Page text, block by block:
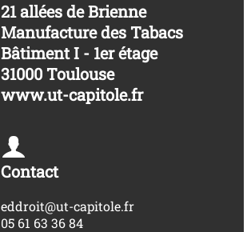
21 allées de Brienne
Manufacture des Tabacs
Bâtiment I - 1er étage
31000 Toulouse
www.ut-capitole.fr
Contact
eddroit@ut-capitole.fr
05 61 63 36 84